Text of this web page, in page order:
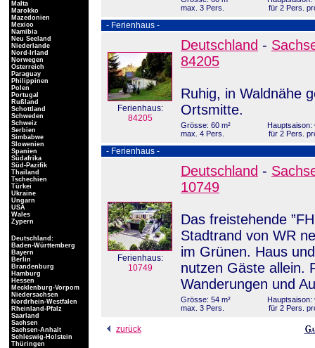
max. 3 Pers.
für 2 Pers.
- Ferienhaus -
Ferienhaus:
84205
Deutschland -
84205
Ruhig, in Waldnähe
Ortsmitte.
Grösse: 60 m²
max. 4 Pers.
Hauptsaison:
für 2 Pers.
- Ferienhaus -
Ferienhaus:
10749
Deutschland -
10749
Das freistehende
Stadtrand von WR
im Grünen. Haus
nutzen Gäste allein.
Wanderungen und
Grösse: 54 m²
max. 3 Pers.
Hauptsaison:
für 2 Pers.
zurück
Malta
Marokko
Mazedonien
Mexico
Namibia
Neu Seeland
Niederlande
Nord-Irland
Norwegen
Österreich
Paraguay
Philippinen
Polen
Portugal
Rußland
Schottland
Schweden
Schweiz
Serbien
Simbabwe
Slowenien
Spanien
Südafrika
Süd-Pazifik
Thailand
Tschechien
Türkei
Ukraine
Ungarn
USA
Wales
Zypern
Deutschland:
Baden-Württemberg
Bayern
Berlin
Brandenburg
Hamburg
Hessen
Mecklenburg-Vorpom
Niedersachsen
Nordrhein-Westfalen
Rheinland-Pfalz
Saarland
Sachsen
Sachsen-Anhalt
Schleswig-Holstein
Thüringen